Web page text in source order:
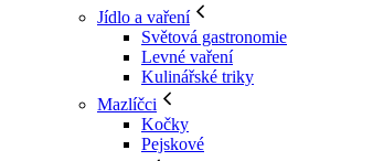
Jídlo a vaření
Světová gastronomie
Levné vaření
Kulinářské triky
Mazlíčci
Kočky
Pejskové